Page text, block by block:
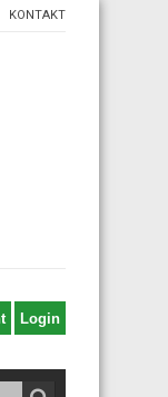
KONTAKT